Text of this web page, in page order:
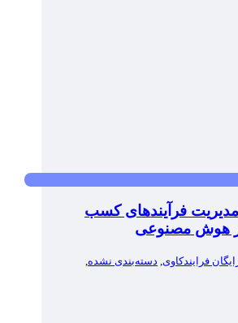
فرآیندهای کسب
هوش مصنوعی
دسته‌بندی نشده